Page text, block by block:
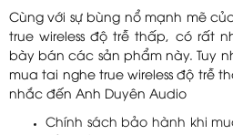
Cùng với sự bùng nổ mạnh mẽ
true wireless độ trễ thấp, có rất
bày bán các sản phẩm này. Tuy
mua tai nghe true wireless độ trễ
nhắc đến Anh Duyên Audio
Chính sách bảo hành khi